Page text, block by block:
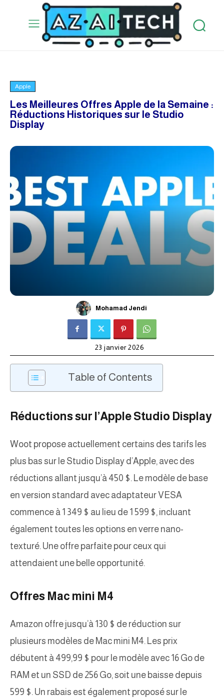
Apple
Les Meilleures Offres Apple de la Semaine :
Réductions Historiques sur le Studio
Display
Mohamad Jendi
23 janvier 2026
Table of Contents
Réductions sur l’Apple Studio Display
Woot propose actuellement certains des tarifs les
plus bas sur le Studio Display d’Apple, avec des
réductions allant jusqu’à 450 $. Le modèle de base
en version standard avec adaptateur VESA
commence à 1 349 $ au lieu de 1 599 $, incluant
également toutes les options en verre nano-
texturé. Une offre parfaite pour ceux qui
attendaient une belle opportunité.
Offres Mac mini M4
Amazon offre jusqu’à 130 $ de réduction sur
plusieurs modèles de Mac mini M4. Les prix
débutent à 499,99 $ pour le modèle avec 16 Go de
RAM et un SSD de 256 Go, soit une baisse depuis
599 $. Un rabais est également proposé sur le